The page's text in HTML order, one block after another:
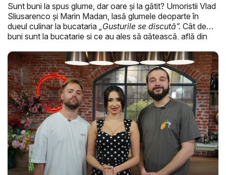
Sunt buni la spus glume, dar oare și la gătit? Umoristii Vlad
Sliusarenco și Marin Madan, lasă glumele deoparte în
dueul culinar la bucataria „Gusturile se discută”. Cât de
buni sunt la bucatarie și ce au ales să gătească, află din